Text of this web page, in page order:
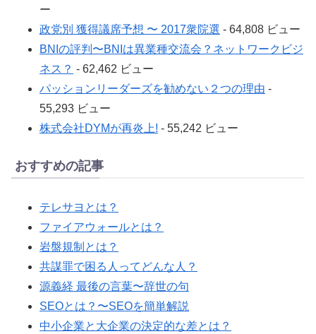
ー
政党別 獲得議席予想 〜 2017衆院選 - 64,808 ビュー
BNIの評判〜BNIは異業種交流会？ネットワークビジ
ネス？ - 62,462 ビュー
パッションリーダーズを勧めない２つの理由 -
55,293 ビュー
株式会社DYMが再炎上! - 55,242 ビュー
おすすめの記事
テレサヨとは？
ファイアウォールとは？
岩盤規制とは？
共謀罪で困る人ってどんな人？
源義経 最後の言葉〜辞世の句
SEOとは？〜SEOを簡単解説
中小企業と大企業の決定的な差とは？